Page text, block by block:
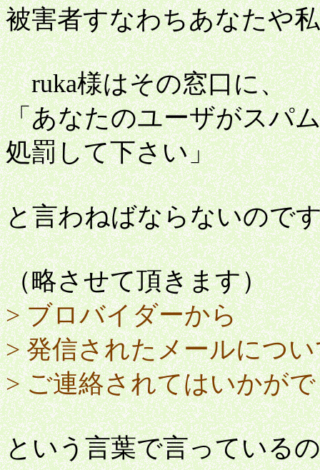
被害者すなわちあなたや
ruka様はその窓口に、
「あなたのユーザがスパ
処罰して下さい」
と言わねばならないので
（略させて頂きます）
> ブロバイダーから
> 発信されたメールにつ
> ご連絡されてはいかが
という言葉で言っている